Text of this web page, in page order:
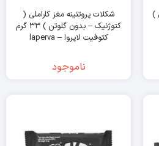
)
شکلات پروتئینه مغز کاراملی (
کتوژنیک – بدون گلوتن ) ۳۳ گرم
کتوفیت لاپروا – laperva
ناموجود